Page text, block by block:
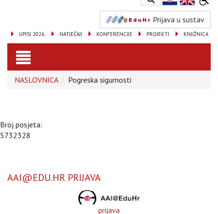
Prijava u sustav
KNJIŽNICA
PROJEKTI
KONFERENCIJE
NATJEČAJI
UPISI 2026.
Toggle
navigation
NASLOVNICA Pogreska sigurnosti
Broj posjeta:
5732328
AAI@EDU.HR PRIJAVA
prijava